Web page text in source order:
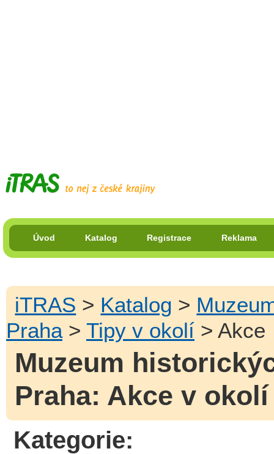
Úvod Katalog Registrace Reklama
iTRAS > Katalog >
Praha > Tipy v okolí > Akce
Muzeum
Praha: Akce v okolí
Kategorie: